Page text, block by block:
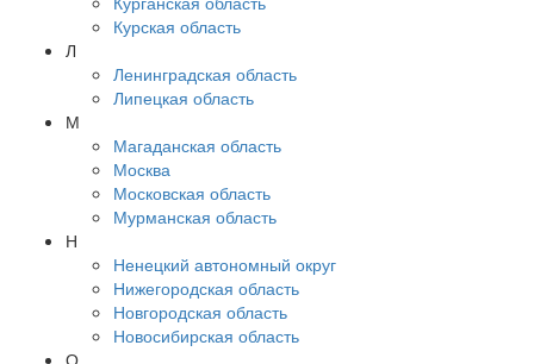
Курская область
Л
Ленинградская область
Липецкая область
М
Магаданская область
Москва
Московская область
Мурманская область
Н
Ненецкий автономный округ
Нижегородская область
Новгородская область
Новосибирская область
О